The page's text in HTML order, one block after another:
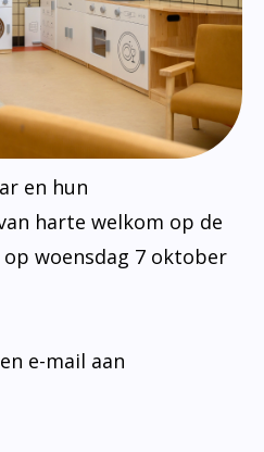
en hun
harte welkom op de
woensdag 7 oktober
e-mail aan